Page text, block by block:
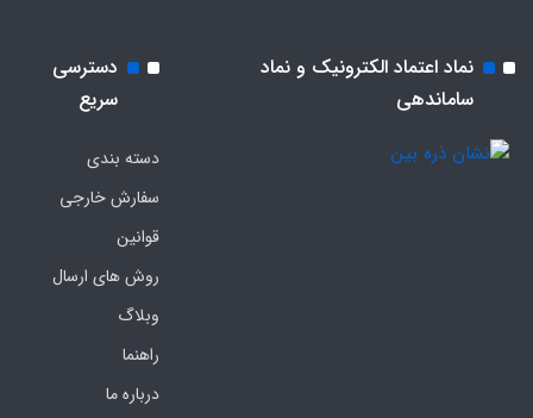
نماد اعتماد الکترونیک و نماد
ساماندهی
دسترسی
سریع
دسته بندی
سفارش خارجی
قوانین
روش های ارسال
وبلاگ
راهنما
درباره ما